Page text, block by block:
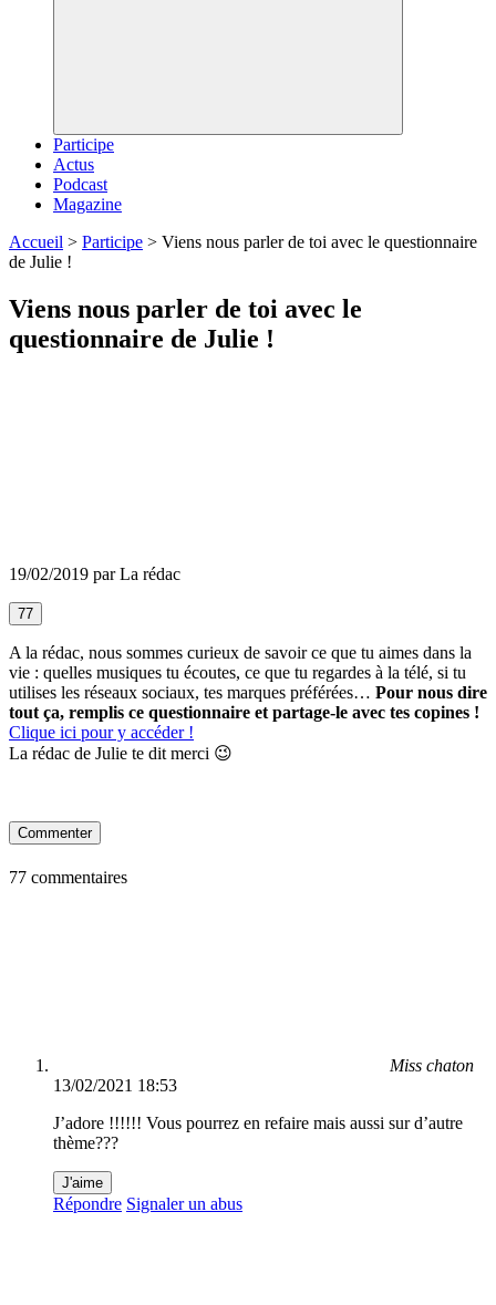
Participe
Actus
Podcast
Magazine
Accueil > Participe > Viens nous parler de toi avec le questionnaire
de Julie !
Viens nous parler de toi avec le
questionnaire de Julie !
19/02/2019 par La rédac
77
A la rédac, nous sommes curieux de savoir ce que tu aimes dans la
vie : quelles musiques tu écoutes, ce que tu regardes à la télé, si tu
utilises les réseaux sociaux, tes marques préférées… Pour nous dire
tout ça, remplis ce questionnaire et partage-le avec tes copines !
Clique ici pour y accéder !
La rédac de Julie te dit merci 😉
Commenter
77 commentaires
Miss chaton
13/02/2021 18:53
J’adore !!!!!! Vous pourrez en refaire mais aussi sur d’autre
thème???
J'aime
Répondre Signaler un abus